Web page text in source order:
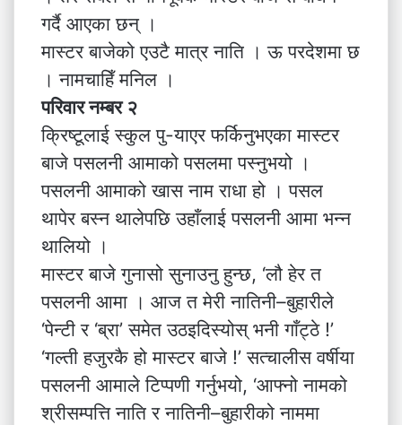
गर्दै आएका छन् ।
मास्टर बाजेको एउटै मात्र नाति । ऊ परदेशमा छ
। नामचाहिँ मनिल ।
परिवार नम्बर २
क्रिष्टूलाई स्कुल पु-याएर फर्किनुभएका मास्टर
बाजे पसलनी आमाको पसलमा पस्नुभयो ।
पसलनी आमाको खास नाम राधा हो । पसल
थापेर बस्न थालेपछि उहाँलाई पसलनी आमा भन्न
थालियो ।
मास्टर बाजे गुनासो सुनाउनु हुन्छ, ‘लौ हेर त
पसलनी आमा । आज त मेरी नातिनी–बुहारीले
‘पेन्टी र ‘ब्रा’ समेत उठइदिस्योस् भनी गाँट्ठे !’
‘गल्ती हजुरकै हो मास्टर बाजे !’ सत्चालीस वर्षीया
पसलनी आमाले टिप्पणी गर्नुभयो, ‘आफ्नो नामको
श्रीसम्पत्ति नाति र नातिनी–बुहारीको नाममा